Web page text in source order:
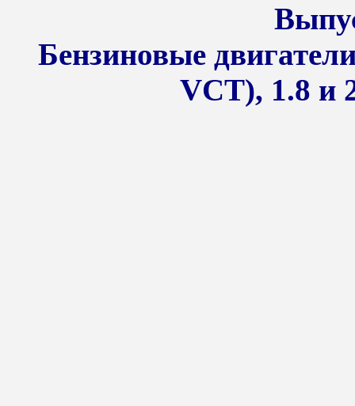
Бензиновые
VCT), 1.8 и